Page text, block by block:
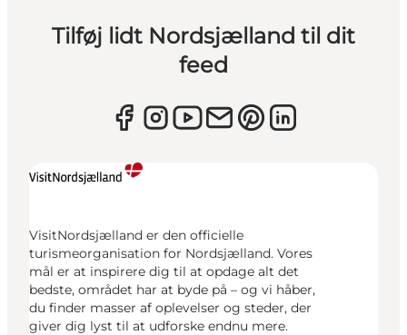
Tilføj lidt Nordsjælland til dit
feed
VisitNordsjælland er den officielle
turismeorganisation for Nordsjælland. Vores
mål er at inspirere dig til at opdage alt det
bedste, området har at byde på – og vi håber,
du finder masser af oplevelser og steder, der
giver dig lyst til at udforske endnu mere.